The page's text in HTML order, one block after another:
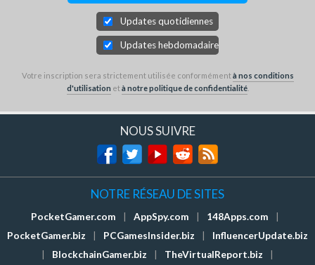
Updates quotidiennes
Updates hebdomadaires
Votre inscription sera strictement utilisée conformémentà nos conditions
d'utilisation età notre politique de confidentialité.
NOUS SUIVRE
NOTRE RÉSEAU DE SITES
PocketGamer.com AppSpy.com 148Apps.com
PocketGamer.biz
PCGamesInsider.biz
InfluencerUpdate.biz
BlockchainGamer.biz TheVirtualReport.biz